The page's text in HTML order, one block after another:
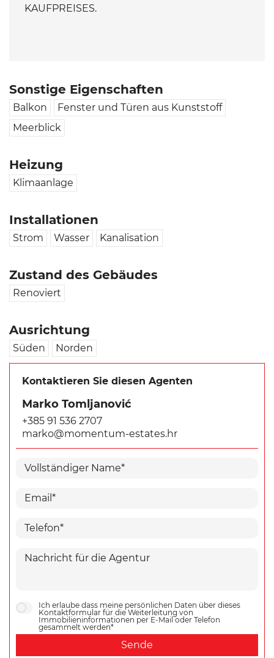
KAUFPREISES.
Sonstige Eigenschaften
Balkon
Fenster und Türen aus Kunststoff
Meerblick
Heizung
Klimaanlage
Installationen
Strom Wasser Kanalisation
Zustand des Gebäudes
Renoviert
Ausrichtung
Süden Norden
Kontaktieren Sie diesen Agenten
Marko Tomljanović
+385 91 536 2707
marko@momentum-estates.hr
Ich erlaube dass meine persönlichen Daten über dieses
Kontaktformular für die Weiterleitung von
Immobilieninformationen per E-Mail oder Telefon
gesammelt werden*
Sende